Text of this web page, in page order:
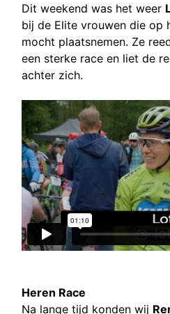
Dit weekend was het weer
bij de Elite vrouwen die op
mocht plaatsnemen. Ze
een sterke race en liet de
achter zich.
Heren Race
Na lange tijd konden wij